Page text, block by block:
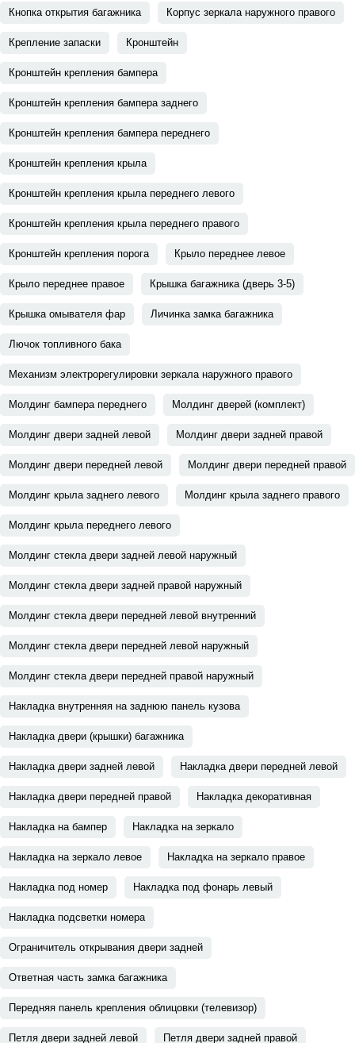
Кнопка открытия багажника Корпус зеркала наружного правого
Крепление запаски Кронштейн
Кронштейн крепления бампера
Кронштейн крепления бампера заднего
Кронштейн крепления бампера переднего
Кронштейн крепления крыла
Кронштейн крепления крыла переднего левого
Кронштейн крепления крыла переднего правого
Кронштейн крепления порога Крыло переднее левое
Крыло переднее правое Крышка багажника (дверь 3-5)
Крышка омывателя фар Личинка замка багажника
Лючок топливного бака
Механизм электрорегулировки зеркала наружного правого
Молдинг бампера переднего Молдинг дверей (комплект)
Молдинг двери задней левой Молдинг двери задней правой
Молдинг двери передней левой Молдинг двери передней правой
Молдинг крыла заднего левого Молдинг крыла заднего правого
Молдинг крыла переднего левого
Молдинг стекла двери задней левой наружный
Молдинг стекла двери задней правой наружный
Молдинг стекла двери передней левой внутренний
Молдинг стекла двери передней левой наружный
Молдинг стекла двери передней правой наружный
Накладка внутренняя на заднюю панель кузова
Накладка двери (крышки) багажника
Накладка двери задней левой Накладка двери передней левой
Накладка двери передней правой Накладка декоративная
Накладка на бампер Накладка на зеркало
Накладка на зеркало левое Накладка на зеркало правое
Накладка под номер Накладка под фонарь левый
Накладка подсветки номера
Ограничитель открывания двери задней
Ответная часть замка багажника
Передняя панель крепления облицовки (телевизор)
Петля двери задней левой Петля двери задней правой